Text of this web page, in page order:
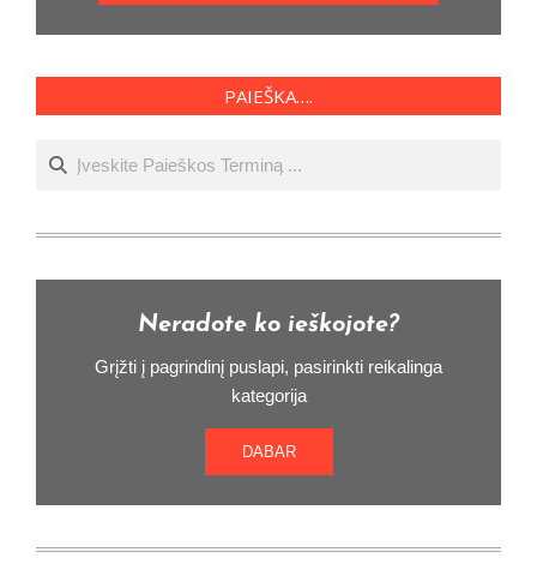
PAIEŠKA….
Ieškoti
Neradote ko ieškojote?
Grįžti į pagrindinį puslapi, pasirinkti reikalinga
kategorija
DABAR